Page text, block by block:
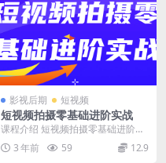
影视后期 短视频
短视频拍摄零基础进阶实战
课程介绍 短视频拍摄零基础进阶实
战是一门专注于教授短视频拍摄技
巧和实战经验的课程...
3 年前 59 12.9